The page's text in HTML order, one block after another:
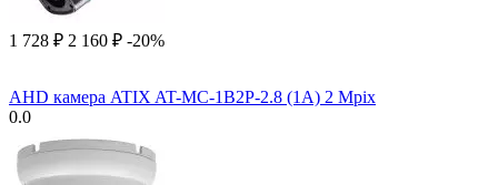
1 728 ₽ 2 160 ₽ -20%
AHD камера ATIX AT-MC-1B2P-2.8 (1A) 2 Mpix
0.0